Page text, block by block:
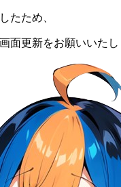
たため、
面更新をお願いいたし